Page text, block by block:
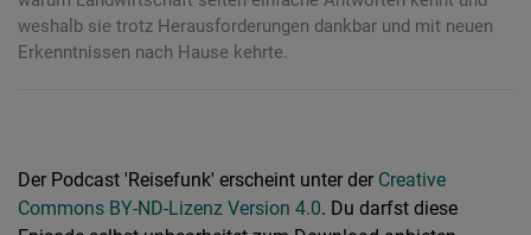
weshalb sie trotz Herausforderungen dankbar und mit neuen
Erkenntnissen nach Hause kehrte.
Der Podcast 'Reisefunk' erscheint unter der Creative
Commons BY-ND-Lizenz Version 4.0. Du darfst diese